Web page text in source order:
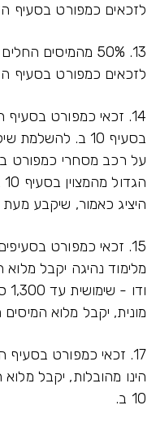
לזכאים כמפורט בסעיף
לזכאים כמפורט בסעיף
14. זכאי כמפורט
היציג כאמור, שיקבע
מלימוד נהיגה יקבל
מונית, יקבל מלוא
17. זכאי כמפורט
הינו מהובלות, יקבל
10 ב.